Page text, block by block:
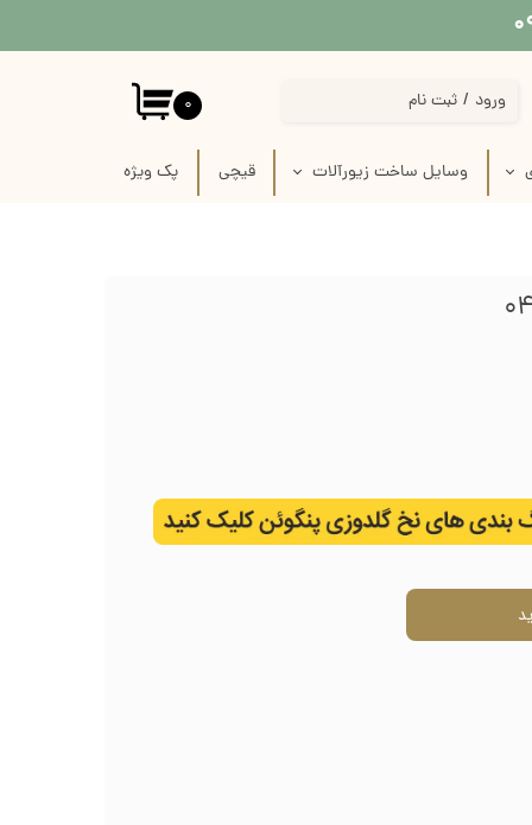
وسایل ساخت زیورآلات قیچی پک‌‌ ویژه
۰ ورود / ثبت نام
تغییر گذر واژه